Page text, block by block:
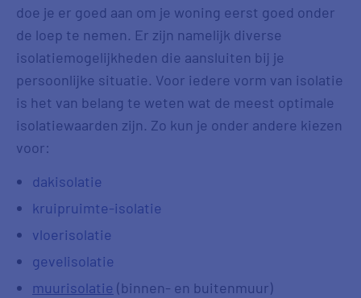
doe je er goed aan om je woning eerst goed onder
de loep te nemen. Er zijn namelijk diverse
isolatiemogelijkheden die aansluiten bij je
persoonlijke situatie. Voor iedere vorm van isolatie
is het van belang te weten wat de meest optimale
isolatiewaarden zijn. Zo kun je onder andere kiezen
voor:
dakisolatie
kruipruimte-isolatie
vloerisolatie
gevelisolatie
muurisolatie (binnen- en buitenmuur)